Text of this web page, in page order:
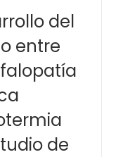
del
entre
de